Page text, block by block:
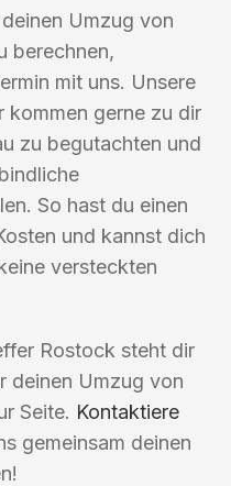
Umzug von
berechnen,
mit uns. Unsere
kommen gerne zu dir
zu begutachten und
So hast du einen
und kannst dich
versteckten
Rostock steht dir
deinen Umzug von
Seite. Kontaktiere
gemeinsam deinen